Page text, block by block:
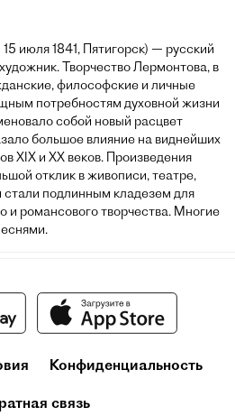
июля 1841, Пятигорск) — русский
Творчество Лермонтова, в
философские и личные
потребностям духовной жизни
собой новый расцвет
большое влияние на виднейших
XIX и XX веков. Произведения
отклик в живописи, театре,
стали подлинным кладезем для
и романсового творчества. Многие
Конфиденциальность
связь